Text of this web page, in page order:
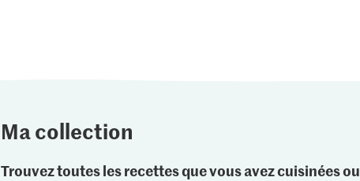
Ma collection
Trouvez toutes les recettes que vous avez cuisinées ou